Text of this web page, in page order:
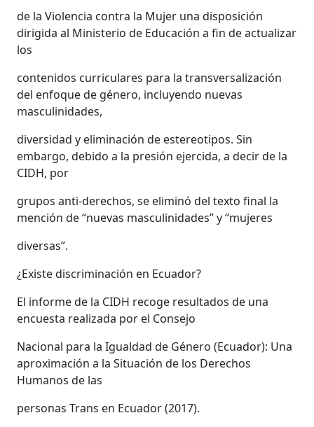
de la Violencia contra la Mujer una disposición
dirigida al Ministerio de Educación a fin de actualizar
los
contenidos curriculares para la transversalización
del enfoque de género, incluyendo nuevas
masculinidades,
diversidad y eliminación de estereotipos. Sin
embargo, debido a la presión ejercida, a decir de la
CIDH, por
grupos anti-derechos, se eliminó del texto final la
mención de “nuevas masculinidades” y “mujeres
diversas”.
¿Existe discriminación en Ecuador?
El informe de la CIDH recoge resultados de una
encuesta realizada por el Consejo
Nacional para la Igualdad de Género (Ecuador): Una
aproximación a la Situación de los Derechos
Humanos de las
personas Trans en Ecuador (2017).